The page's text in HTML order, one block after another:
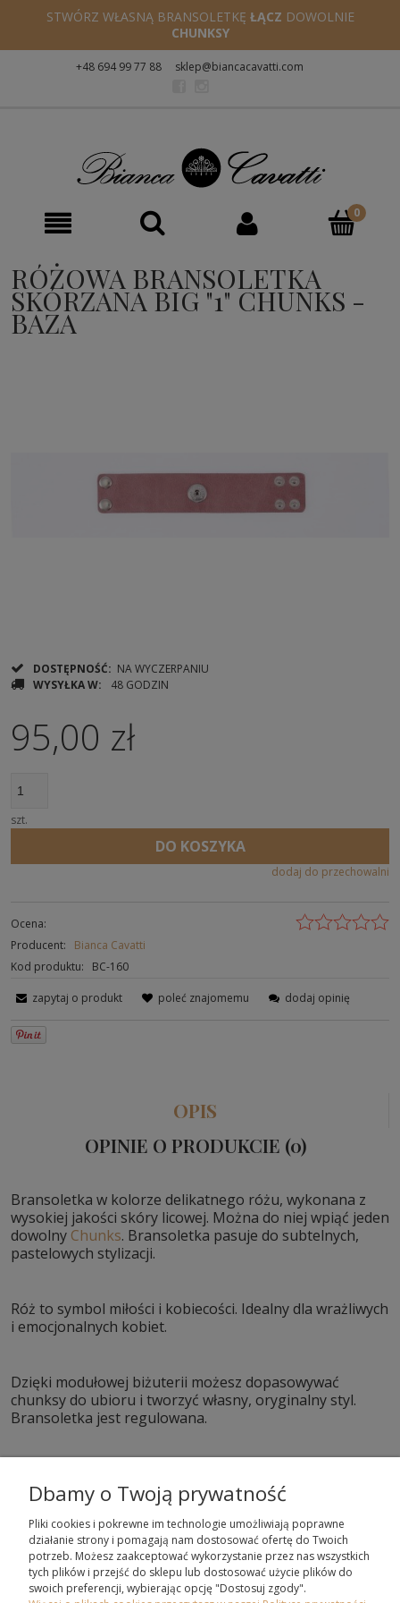
STWÓRZ WŁASNĄ BRANSOLETKĘ ŁĄCZ DOWOLNIE
CHUNKSY
+48 694 99 77 88 sklep@biancacavatti.com
RÓŻOWA BRANSOLETKA
SKÓRZANA BIG "1" CHUNKS -
BAZA
DOSTĘPNOŚĆ: NA WYCZERPANIU
WYSYŁKA W:
48 GODZIN
95,00 zł
szt.
DO KOSZYKA
dodaj do przechowalni
Ocena:
Producent:
Bianca Cavatti
Kod produktu:
BC-160
zapytaj o produkt poleć znajomemu dodaj opinię
OPIS
OPINIE O PRODUKCIE (0)
Bransoletka w kolorze delikatnego różu, wykonana z
wysokiej jakości skóry licowej. Można do niej wpiąć jeden
dowolny Chunks. Bransoletka pasuje do subtelnych,
pastelowych stylizacji.
Róż to symbol miłości i kobiecości. Idealny dla wrażliwych
i emocjonalnych kobiet.
Dzięki modułowej biżuterii możesz dopasowywać
chunksy do ubioru i tworzyć własny, oryginalny styl.
Bransoletka jest regulowana.
ZAKUPY
Dbamy o Twoją prywatność
Pliki cookies i pokrewne im technologie umożliwiają poprawne
działanie strony i pomagają nam dostosować ofertę do Twoich
potrzeb. Możesz zaakceptować wykorzystanie przez nas wszystkich
tych plików i przejść do sklepu lub dostosować użycie plików do
swoich preferencji, wybierając opcję "Dostosuj zgody".